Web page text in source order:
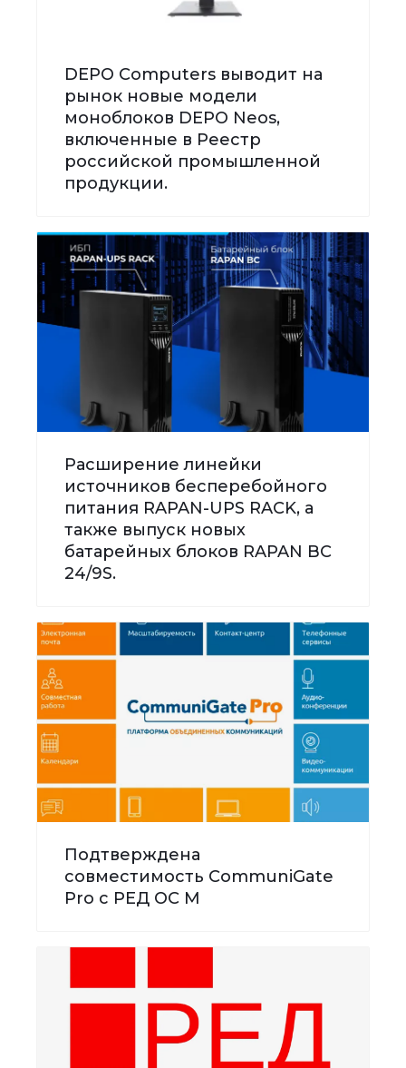
DEPO Computers выводит на
рынок новые модели
моноблоков DEPO Neos,
включенные в Реестр
российской промышленной
продукции.
Расширение линейки
источников бесперебойного
питания RAPAN-UPS RACK, а
также выпуск новых
батарейных блоков RAPAN BC
24/9S.
Подтверждена
совместимость CommuniGate
Pro с РЕД ОС М